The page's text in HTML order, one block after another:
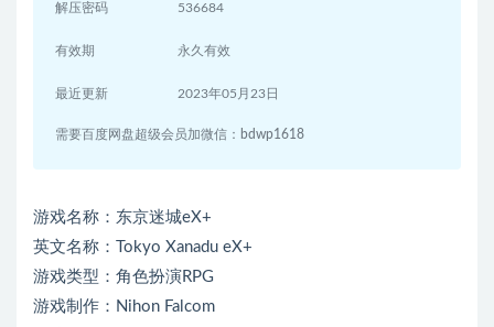
解压密码 536684
有效期 永久有效
最近更新 2023年05月23日
需要百度网盘超级会员加微信：bdwp1618
游戏名称：东京迷城eX+
英文名称：Tokyo Xanadu eX+
游戏类型：角色扮演RPG
游戏制作：Nihon Falcom